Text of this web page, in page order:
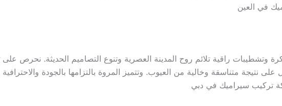
في العين
راقية تلائم روح المدينة العصرية وتنوع التصاميم الحديثة. نحرص
نتيجة متناسقة وخالية من العيوب. وتتميز المروة بالتزامها بالجودة والاحترافية
تركيب سيراميك في دبي